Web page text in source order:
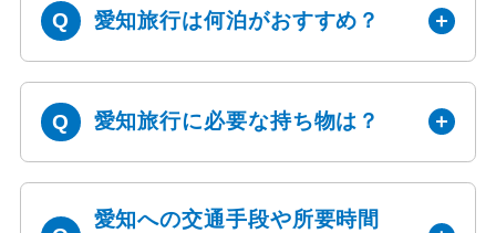
愛知旅行は何泊がおすすめ？
愛知旅行に必要な持ち物は？
愛知への交通手段や所要時間